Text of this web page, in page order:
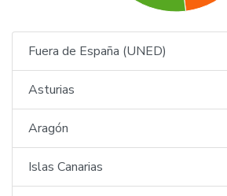
Fuera de España (UNED)
Asturias
Aragón
Islas Canarias